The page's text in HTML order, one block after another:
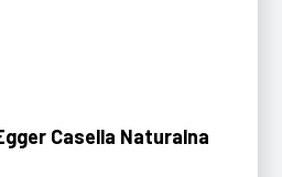
Casella Naturalna